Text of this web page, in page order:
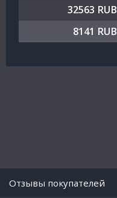
32563 RUB
8141 RUB
Отзывы покупателей